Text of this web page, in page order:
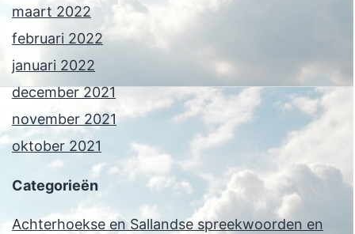
maart 2022
februari 2022
januari 2022
december 2021
november 2021
oktober 2021
Categorieën
Achterhoekse en Sallandse spreekwoorden en